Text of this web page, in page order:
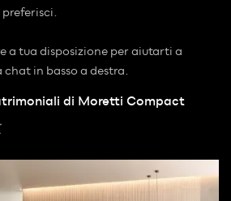
a tua disposizione per aiutarti a
in basso a destra.
di Moretti Compact